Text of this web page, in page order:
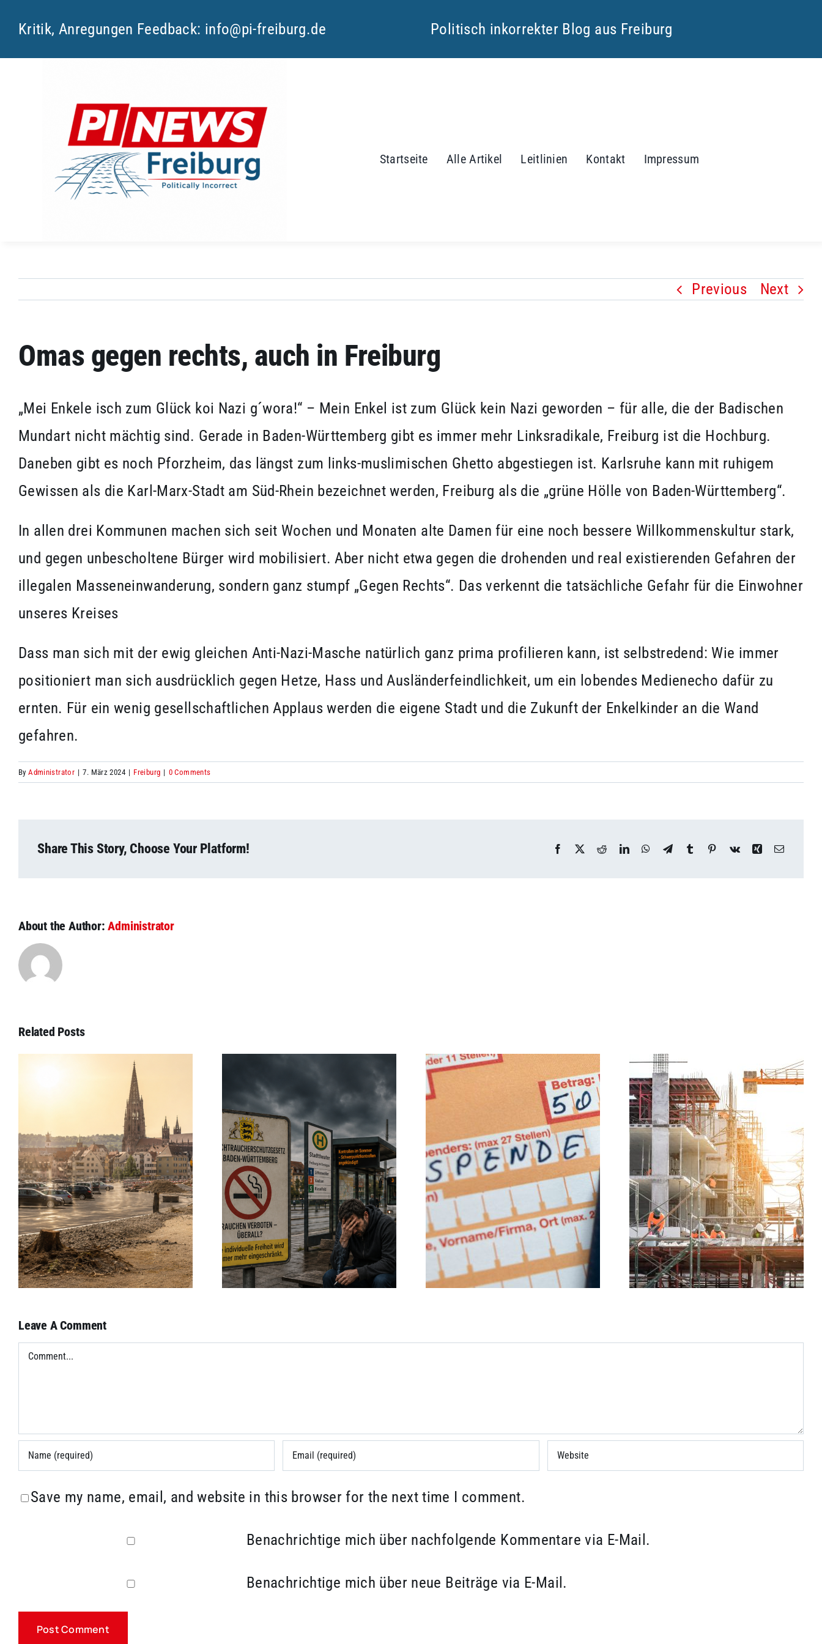
Kritik, Anregungen Feedback: info@pi-freiburg.de Politisch inkorrekter Blog aus Freiburg
Startseite Alle Artikel Leitlinien Kontakt Impressum
Previous Next
Omas gegen rechts, auch in Freiburg
„Mei Enkele isch zum Glück koi Nazi g´wora!“ – Mein Enkel ist zum Glück kein Nazi geworden – für alle, die der Badischen
Mundart nicht mächtig sind. Gerade in Baden-Württemberg gibt es immer mehr Linksradikale, Freiburg ist die Hochburg.
Daneben gibt es noch Pforzheim, das längst zum links-muslimischen Ghetto abgestiegen ist. Karlsruhe kann mit ruhigem
Gewissen als die Karl-Marx-Stadt am Süd-Rhein bezeichnet werden, Freiburg als die „grüne Hölle von Baden-Württemberg“.
In allen drei Kommunen machen sich seit Wochen und Monaten alte Damen für eine noch bessere Willkommenskultur stark,
und gegen unbescholtene Bürger wird mobilisiert. Aber nicht etwa gegen die drohenden und real existierenden Gefahren der
illegalen Masseneinwanderung, sondern ganz stumpf „Gegen Rechts“. Das verkennt die tatsächliche Gefahr für die Einwohner
unseres Kreises
Dass man sich mit der ewig gleichen Anti-Nazi-Masche natürlich ganz prima profilieren kann, ist selbstredend: Wie immer
positioniert man sich ausdrücklich gegen Hetze, Hass und Ausländerfeindlichkeit, um ein lobendes Medienecho dafür zu
ernten. Für ein wenig gesellschaftlichen Applaus werden die eigene Stadt und die Zukunft der Enkelkinder an die Wand
gefahren.
ByAdministrator | 7. März 2024 | Freiburg | 0 Comments
Share This Story, Choose Your Platform! Facebook RedditLinkedInWhatsApp
TelegramTumblr Pinterest
Vk XingEmail
About the Author:Administrator
Related Posts
Jetzt wird kontrolliert:
Freiburgs Kampf gegen
Raucher
OB Horn spendet 50.000
Euro an die SPD: Ist das
noch politische
Anständigkeit?
Wohnbauoffensive in
Freiburg: Wenn Private das
Versagen der Politik
ausbügeln
Schutz vor extremer Hitze:
Versiegelung stoppen
Leave A Comment
Comment
Save my name, email, and website in this browser for the next time I comment.
Benachrichtige mich über nachfolgende Kommentare via E-Mail.
Benachrichtige mich über neue Beiträge via E-Mail.